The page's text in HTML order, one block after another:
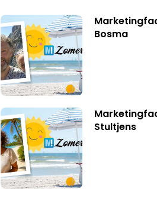
Bosma
Stultjens